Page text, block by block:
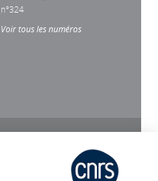
n°324
Voir tous les numéros